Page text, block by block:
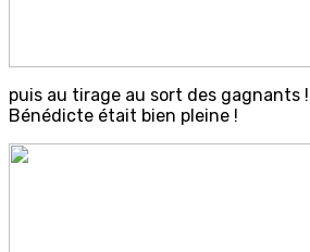
puis au tirage au sort des gagnants
Bénédicte était bien pleine !